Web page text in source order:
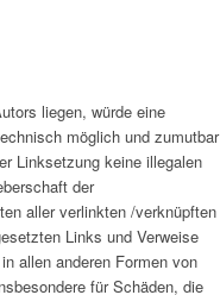
liegen, würde eine
möglich und zumutbar
Linksetzung keine illegalen
der
aller verlinkten /verknüpften
Links und Verweise
allen anderen Formen von
für Schäden, die